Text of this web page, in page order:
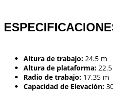
Altura de trabajo: 24.5 m
Altura de plataforma:
Radio de trabajo: 17.35 m
Capacidad de Elevación: